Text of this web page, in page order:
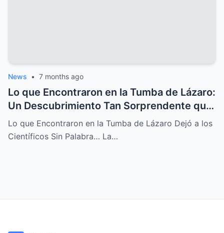
News • 7 months ago
Lo que Encontraron en la Tumba de Lázaro:
Un Descubrimiento Tan Sorprendente que
Dejó a los Científicos Sin Aliento
Lo que Encontraron en la Tumba de Lázaro Dejó a los
Científicos Sin Palabra… La…